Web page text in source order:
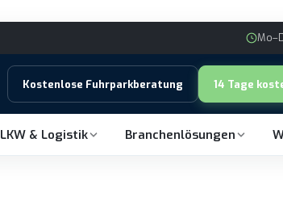
Kostenlose Fuhrparkberatung 14 Tage
LKW & Logistik Branchenlösungen